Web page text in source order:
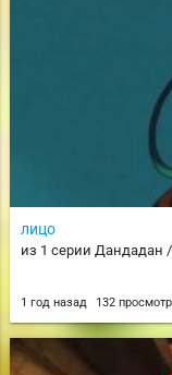
лицо
из 1 серии Дандадан
1 год назад 132